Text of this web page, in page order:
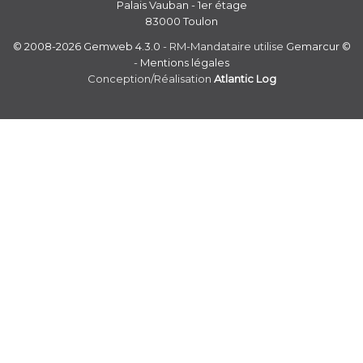
Palais Vauban - 1er étage
83000 Toulon
© 2008-2026 Gemweb 4.3.0 - RM-Mandataire utilise Gemarcur ©
- Mentions légales
Conception/Réalisation Atlantic Log